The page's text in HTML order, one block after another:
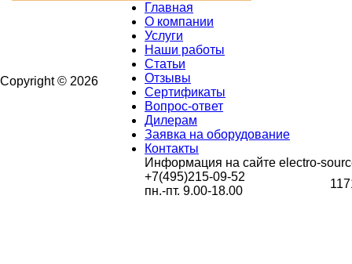
Copyright © 2026
Главная
О компании
Услуги
Наши работы
Статьи
Отзывы
Сертификаты
Вопрос-ответ
Дилерам
Заявка на оборудование
Контакты
Информация на сайте electro-
+7(495)215-09-52
пн.-пт. 9.00-18.00